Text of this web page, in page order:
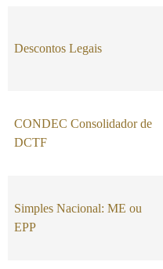
Descontos Legais
CONDEC Consolidador de
DCTF
Simples Nacional: ME ou
EPP